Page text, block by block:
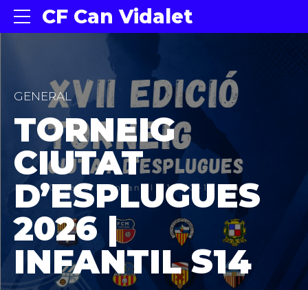
CF Can Vidalet
GENERAL
TORNEIG
CIUTAT
D’ESPLUGUES
2026 |
INFANTIL S14